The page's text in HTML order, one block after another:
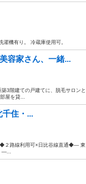
機有り。 冷蔵庫使用可。
容家さん、一緒...
3階建ての戸建てに、脱毛サロンと
屋を貸...
住・...
２路線利用可×日比谷線直通◆― 東
―...